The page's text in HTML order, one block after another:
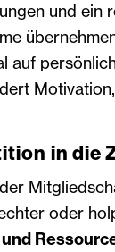
und ein
auf
in die
oder